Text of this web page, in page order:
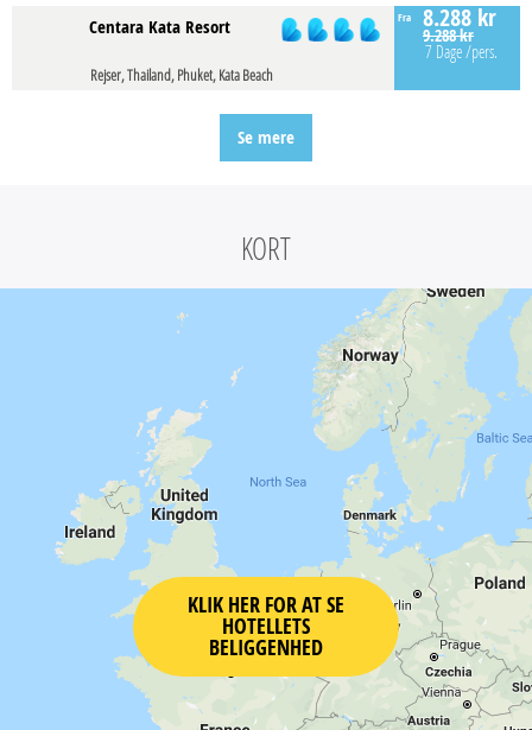
Fra 8.288 kr
9.288 kr
7 Dage/pers.
Centara Kata Resort
Rejser, Thailand, Phuket, Kata Beach
Se mere
KORT
KLIK HER FOR AT SE
HOTELLETS
BELIGGENHED